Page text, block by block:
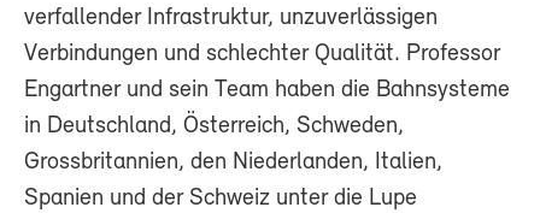
verfallender Infrastruktur, unzuverlässigen
Verbindungen und schlechter Qualität. Professor
Engartner und sein Team haben die Bahnsysteme
in Deutschland, Österreich, Schweden,
Grossbritannien, den Niederlanden, Italien,
Spanien und der Schweiz unter die Lupe